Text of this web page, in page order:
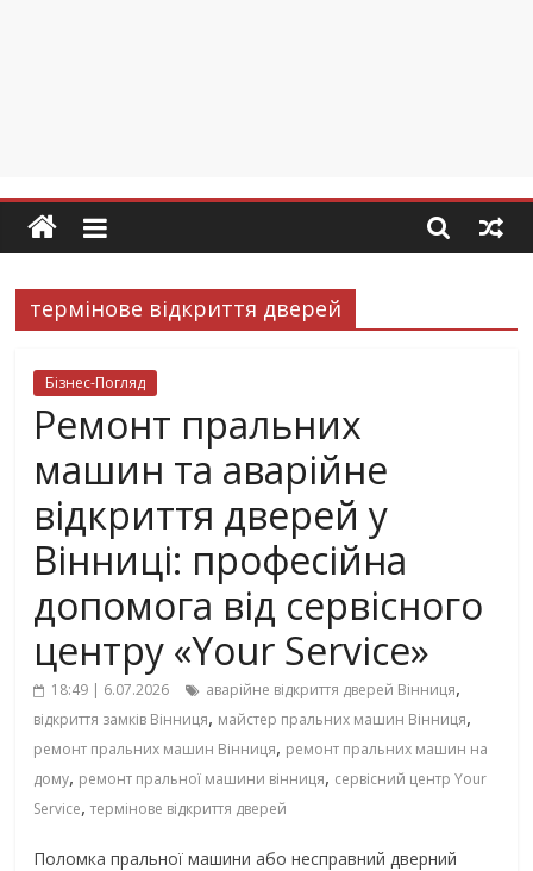
термінове відкриття дверей
Бізнес-Погляд
Ремонт пральних
машин та аварійне
відкриття дверей у
Вінниці: професійна
допомога від сервісного
центру «Your Service»
18:49 | 6.07.2026 аварійне відкриття дверей Вінниця,
відкриття замків Вінниця, майстер пральних машин Вінниця,
ремонт пральних машин Вінниця, ремонт пральних машин на
дому, ремонт пральної машини вінниця, сервісний центр Your
Service,термінове відкриття дверей
Поломка пральної машини або несправний дверний